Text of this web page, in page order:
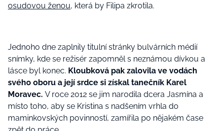
osudovou ženou, která by Filipa zkrotila.
Jednoho dne zaplnily titulní stránky bulvárních médií
snímky, kde se režisér zapomněl s neznámou dívkou a
lásce byl konec. Kloubková pak zalovila ve vodách
svého oboru a její srdce si získal tanečník Karel
Moravec. V roce 2012 se jim narodila dcera Jasmína a
místo toho, aby se Kristina s nadšením vrhla do
maminkovských povinností, zamířila po nějakém čase